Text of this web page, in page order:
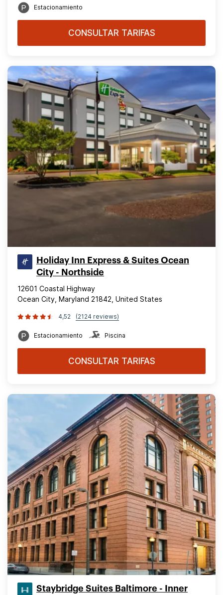
Estacionamiento
CONSULTAR TARIFAS
Holiday Inn Express & Suites Ocean
City - Northside
12601 Coastal Highway
Ocean City, Maryland 21842, United States
4,52 (2124 reviews)
Estacionamiento Piscina
CONSULTAR TARIFAS
Staybridge Suites Baltimore - Inner